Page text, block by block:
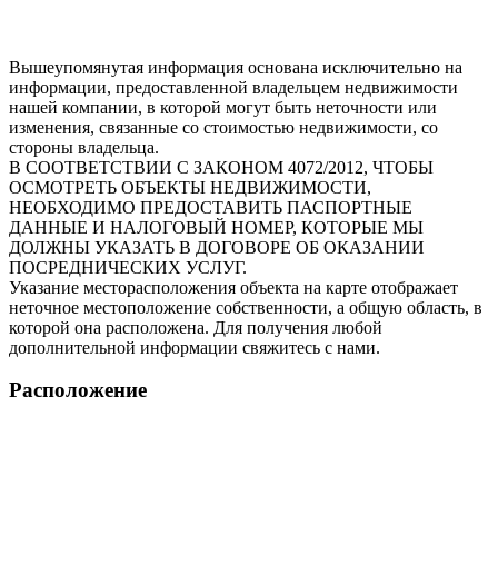
Вышеупомянутая информация основана исключительно на
информации, предоставленной владельцем недвижимости
нашей компании, в которой могут быть неточности или
изменения, связанные со стоимостью недвижимости, со
стороны владельца.
В СООТВЕТСТВИИ С ЗАКОНОМ 4072/2012, ЧТОБЫ
ОСМОТРЕТЬ ОБЪЕКТЫ НЕДВИЖИМОСТИ,
НЕОБХОДИМО ПРЕДОСТАВИТЬ ПАСПОРТНЫЕ
ДАННЫЕ И НАЛОГОВЫЙ НОМЕР, КОТОРЫЕ МЫ
ДОЛЖНЫ УКАЗАТЬ В ДОГОВОРЕ ОБ ОКАЗАНИИ
ПОСРЕДНИЧЕСКИХ УСЛУГ.
Указание месторасположения объекта на карте отображает
неточное местоположение собственности, а общую область, в
которой она расположена. Для получения любой
дополнительной информации свяжитесь с нами.
Расположение